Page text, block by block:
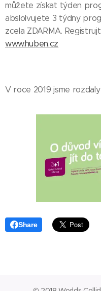
můžete získat týden
abslolvujete 3 týdny
zcela ZDARMA.
www.huben.cz
V roce 2019 jsme
Share